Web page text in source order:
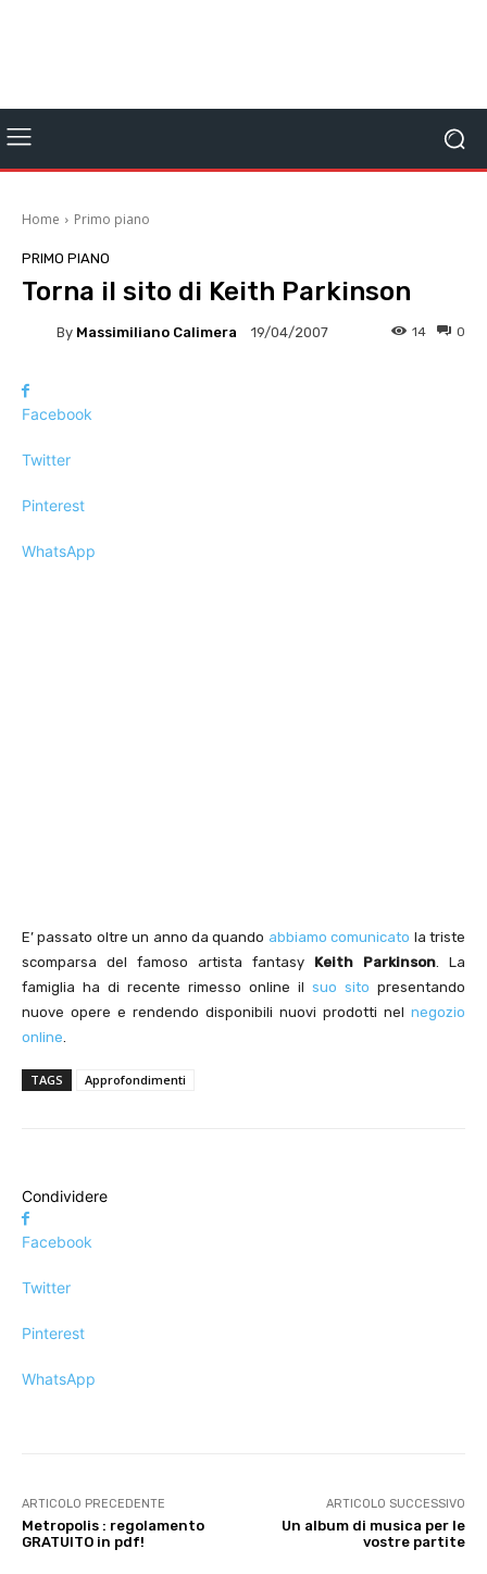
Home Primo piano
PRIMO PIANO
Torna il sito di Keith Parkinson
By Massimiliano Calimera 19/04/2007 0
14
Facebook
Twitter
Pinterest
WhatsApp
E’ passato oltre un anno da quando abbiamo comunicato la triste
scomparsa del famoso artista fantasy Keith Parkinson. La
famiglia ha di recente rimesso online il suo sito presentando
nuove opere e rendendo disponibili nuovi prodotti nel negozio
online.
TAGS Approfondimenti
Condividere
Facebook
Twitter
Pinterest
WhatsApp
ARTICOLO PRECEDENTE
Metropolis : regolamento
GRATUITO in pdf!
ARTICOLO SUCCESSIVO
Un album di musica per le
vostre partite